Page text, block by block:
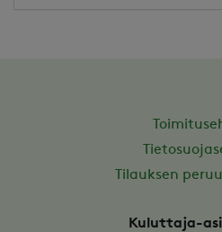
Tilauksen
Kuluttaja-